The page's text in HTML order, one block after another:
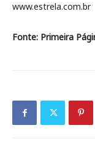
www.estrela.com.br
Fonte: Primeira